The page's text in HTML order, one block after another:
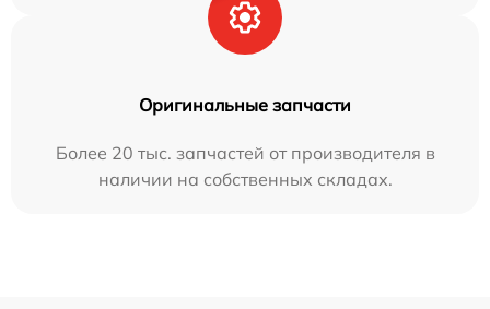
Оригинальные запчасти
Более 20 тыс. запчастей от производителя в
наличии на собственных складах.